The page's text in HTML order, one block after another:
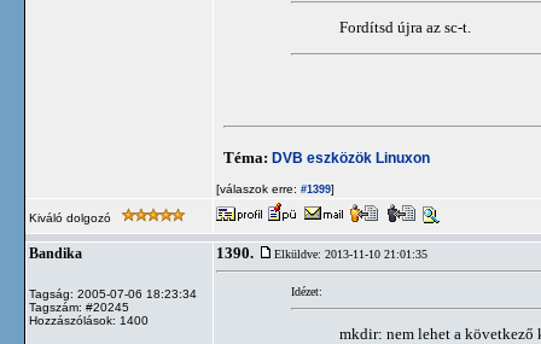
Fordítsd újra az sc-t.
Téma: DVB eszközök Linuxon
[válaszok erre: #1399]
Kiváló dolgozó
Bandika
Tagság: 2005-07-06 18:23:34
Tagszám: #20245
Hozzászólások: 1400
1390. Elküldve: 2013-11-10 21:01:35
Idézet:
mkdir: nem lehet a